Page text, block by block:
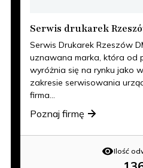
Serwis drukarek
Serwis Drukarek Rzeszów
uznawana marka, która od
wyróżnia się na rynku jako
zakresie serwisowania
firma...
Poznaj firmę
Ilość